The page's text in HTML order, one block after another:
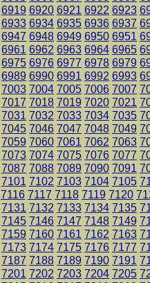
6919 6920 6921 6922 6923
6933 6934 6935 6936 6937
6947 6948 6949 6950 6951
6961 6962 6963 6964 6965
6975 6976 6977 6978 6979
6989 6990 6991 6992 6993
7003 7004 7005 7006 7007
7017 7018 7019 7020 7021
7031 7032 7033 7034 7035
7045 7046 7047 7048 7049
7059 7060 7061 7062 7063
7073 7074 7075 7076 7077
7087 7088 7089 7090 7091
7101 7102 7103 7104 7105
7116 7117 7118 7119 7120
7131 7132 7133 7134 7135
7145 7146 7147 7148 7149
7159 7160 7161 7162 7163
7173 7174 7175 7176 7177
7187 7188 7189 7190 7191
7201 7202 7203 7204 7205